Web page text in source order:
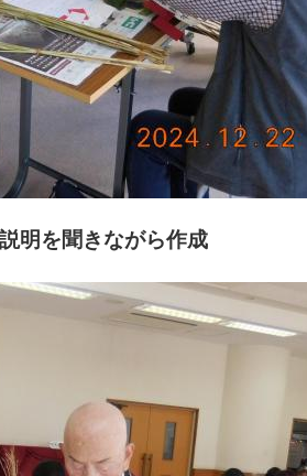
明を聞きながら作成